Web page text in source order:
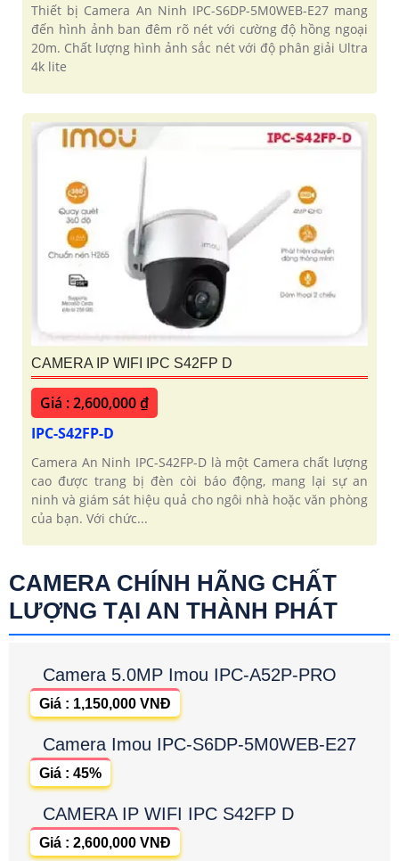
Thiết bị Camera An Ninh IPC-S6DP-5M0WEB-E27 mang
đến hình ảnh ban đêm rõ nét với cường độ hồng ngoại
20m. Chất lượng hình ảnh sắc nét với độ phân giải Ultra
4k lite
CAMERA IP WIFI IPC S42FP D
Giá : 2,600,000 ₫
IPC-S42FP-D
Camera An Ninh IPC-S42FP-D là một Camera chất lượng
cao được trang bị đèn còi báo động, mang lại sự an
ninh và giám sát hiệu quả cho ngôi nhà hoặc văn phòng
của bạn. Với chức...
CAMERA CHÍNH HÃNG CHẤT
LƯỢNG TẠI AN THÀNH PHÁT
Camera 5.0MP Imou IPC-A52P-PRO
Giá : 1,150,000 VNĐ
Camera Imou IPC-S6DP-5M0WEB-E27
Giá : 45%
CAMERA IP WIFI IPC S42FP D
Giá : 2,600,000 VNĐ